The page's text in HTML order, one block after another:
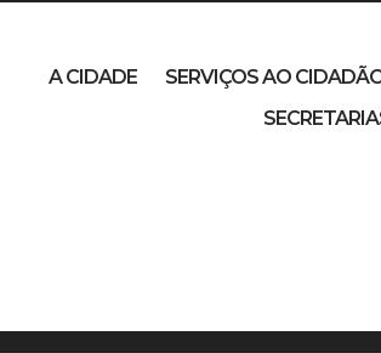
A CIDADE SERVIÇOS AO